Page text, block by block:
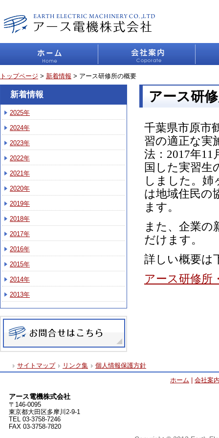
トップページ > 新着情報 > アース研修所の概要
アース研
千葉県市原市
習の適正な実
法：2017年
国した実習生
しました。姉
は地域住民の
ます。
また、企業の
だけます。
詳しい概要は
アース研修所
新着情報
2025年
2024年
2023年
2022年
2021年
2020年
2019年
2018年
2017年
2016年
2015年
2014年
2013年
サイトマップ リンク集
個人情報保護方針
ホーム
会社案
アース電機株式会社
〒146-0095
東京都大田区多摩川2-9-1
TEL 03-3758-7246
FAX 03-3758-7820